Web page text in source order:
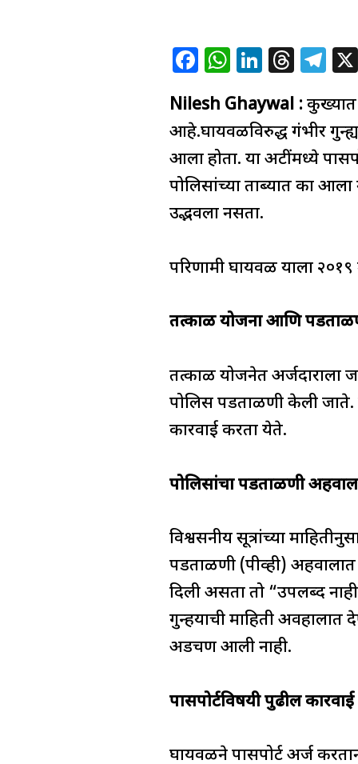
F
c
e
b
o
o
W
at
s
A
p
p
Li
k
e
dI
n
T
re
a
d
s
T
e
g
ra
m
Nilesh Ghaywal :कुख्यात
आहे.घायवळविरुद्ध गंभीर
आला होता. या अटींमध्ये
पोलिसांच्या ताब्यात का
उद्भवला नसता.
परिणामी घायवळ याला
तत्काळ योजना आणि
तत्काळ योजनेत अर्जदाराला
पोलिस पडताळणी केली जाते.
कारवाई करता येते.
पोलिसांचा पडताळणी अहवाल
विश्वसनीय सूत्रांच्या
पडताळणी (पीव्ही)
दिली असता तो “उपलब्द
गुन्हयाची माहिती
अडचण आली नाही.
पासपोर्टविषयी पुढील कारवाई
घायवळने पासपोर्ट अर्ज